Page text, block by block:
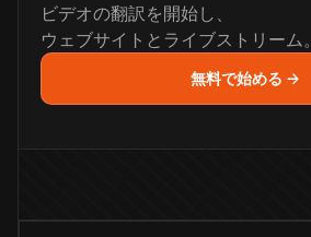
ビデオの翻訳を開始し、
ウェブサイトとライブストリーム。
無料で始める →